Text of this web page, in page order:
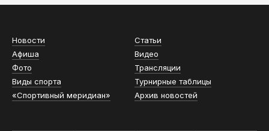
Новости
Статьи
Афиша
Видео
Фото
Трансляции
Виды спорта
Турнирные таблицы
«Спортивный меридиан»
Архив новостей